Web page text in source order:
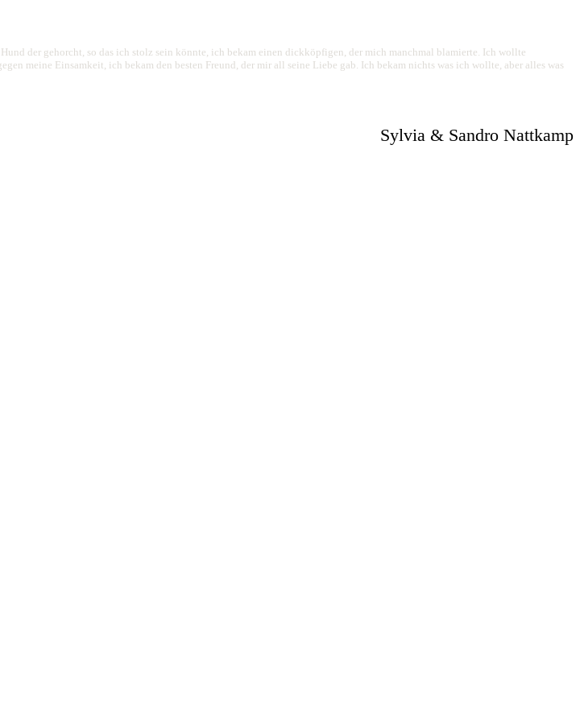
der gehorcht, so das ich stolz sein könnte, ich bekam einen dickköpfigen, der mich manchmal blamierte. Ich wollte
meine Einsamkeit, ich bekam den besten Freund, der mir all seine Liebe gab. Ich bekam nichts was ich wollte, aber alles was
Sylvia & Sandro Nattkamp